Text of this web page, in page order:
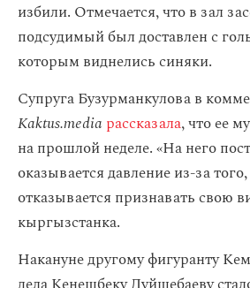
избили. Отмечается, что в зал
подсудимый был доставлен с
которым виднелись синяки.
Супруга Бузурманкулова в
Kaktus.media рассказала, что ее
на прошлой неделе. «На него
оказывается давление из-за
отказывается признавать свою
кыргызстанка.
Накануне другому фигуранту